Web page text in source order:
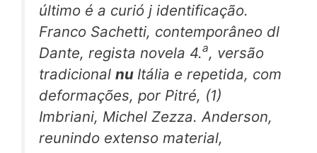
último é a curió j identificação.
Franco Sachetti, contemporâneo dl
Dante, regista novela 4.a, versão
tradicional nu Itália e repetida, com
deformações, por Pitré, (1)
Imbriani, Michel Zezza. Anderson,
reunindo extenso material,